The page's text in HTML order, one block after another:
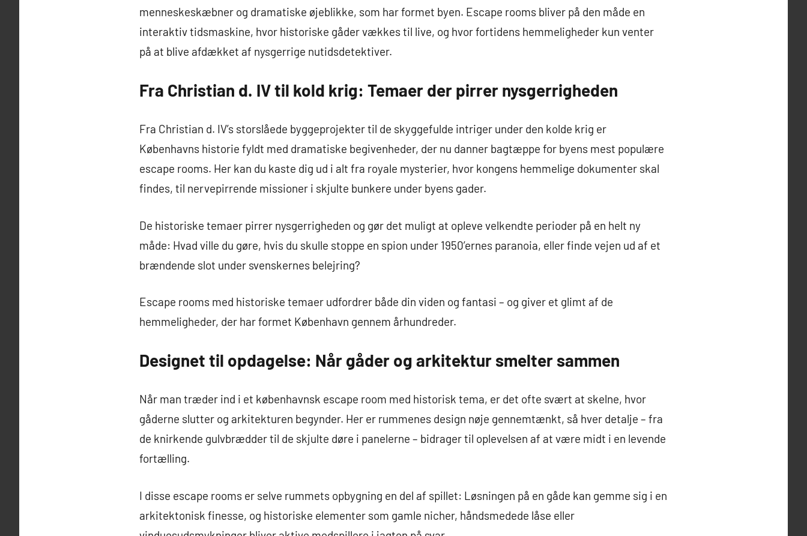
menneskeskæbner og dramatiske øjeblikke, som har formet byen. Escape rooms bliver på den måde en
interaktiv tidsmaskine, hvor historiske gåder vækkes til live, og hvor fortidens hemmeligheder kun venter
på at blive afdækket af nysgerrige nutidsdetektiver.
Fra Christian d. IV til kold krig: Temaer der pirrer nysgerrigheden
Fra Christian d. IV’s storslåede byggeprojekter til de skyggefulde intriger under den kolde krig er
Københavns historie fyldt med dramatiske begivenheder, der nu danner bagtæppe for byens mest populære
escape rooms. Her kan du kaste dig ud i alt fra royale mysterier, hvor kongens hemmelige dokumenter skal
findes, til nervepirrende missioner i skjulte bunkere under byens gader.
De historiske temaer pirrer nysgerrigheden og gør det muligt at opleve velkendte perioder på en helt ny
måde: Hvad ville du gøre, hvis du skulle stoppe en spion under 1950’ernes paranoia, eller finde vejen ud af et
brændende slot under svenskernes belejring?
Escape rooms med historiske temaer udfordrer både din viden og fantasi – og giver et glimt af de
hemmeligheder, der har formet København gennem århundreder.
Designet til opdagelse: Når gåder og arkitektur smelter sammen
Når man træder ind i et københavnsk escape room med historisk tema, er det ofte svært at skelne, hvor
gåderne slutter og arkitekturen begynder. Her er rummenes design nøje gennemtænkt, så hver detalje – fra
de knirkende gulvbrædder til de skjulte døre i panelerne – bidrager til oplevelsen af at være midt i en levende
fortælling.
I disse escape rooms er selve rummets opbygning en del af spillet: Løsningen på en gåde kan gemme sig i en
arkitektonisk finesse, og historiske elementer som gamle nicher, håndsmedede låse eller